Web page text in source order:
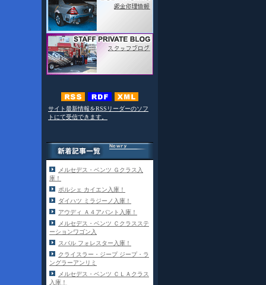
サイト最新情報をRSSリーダーのソフ
トにて受信できます。
メルセデス・ベンツ Ｇクラス入
庫！
ポルシェ カイエン入庫！
ダイハツ ミラジーノ入庫！
アウディ Ａ４アバント入庫！
メルセデス・ベンツ Ｃクラスステ
ーションワゴン入
スバル フォレスター入庫！
クライスラー・ジープ ジープ・ラ
ングラーアンリミ
メルセデス・ベンツ ＣＬＡクラス
入庫！